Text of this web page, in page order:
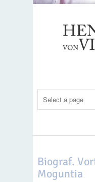
Biograf.
Moguntia